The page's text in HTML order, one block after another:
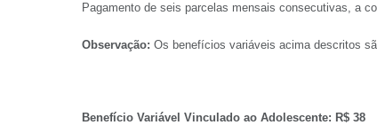
Pagamento de seis parcelas mensais consecutivas, a
Observação: Os benefícios variáveis acima descritos
Benefício Variável Vinculado ao Adolescente: R$ 38